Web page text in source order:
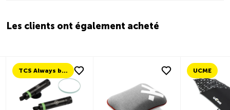
Les clients ont également acheté
TCS Always by my side UCME